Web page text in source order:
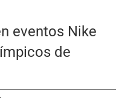
eventos Nike
de